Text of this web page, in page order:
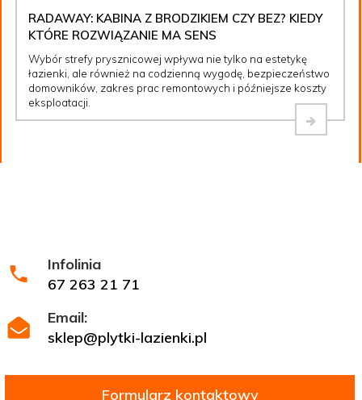
RADAWAY: KABINA Z BRODZIKIEM CZY BEZ? KIEDY
KTÓRE ROZWIĄZANIE MA SENS
Wybór strefy prysznicowej wpływa nie tylko na estetykę
łazienki, ale również na codzienną wygodę, bezpieczeństwo
domowników, zakres prac remontowych i późniejsze koszty
eksploatacji.
Infolinia
67 263 21 71
Email:
sklep@plytki-lazienki.pl
Formularz kontaktowy